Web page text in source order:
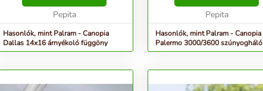
Pepita
Hasonlók, mint Palram - Canopia
Dallas 14x16 árnyékoló függöny
Pepita
Hasonlók, mint Palram - Canopia
Palermo 3000/3600 szúnyogháló